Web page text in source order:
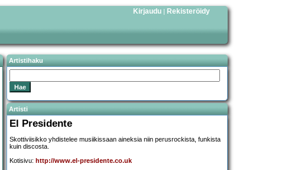
Kirjaudu | Rekisteröidy
Artistihaku
Artisti
El Presidente
Skottiviisikko yhdistelee musiikissaan aineksia niin perusrockista, funkista
kuin discosta.
Kotisivu: http://www.el-presidente.co.uk